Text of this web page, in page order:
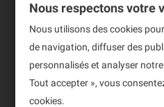
Produits
Notre société
Newsletter
Nous respectons votre
Nous utilisons des cookies
de navigation, diffuser des
personnalisés et analyser
Tout accepter », vous
cookies.